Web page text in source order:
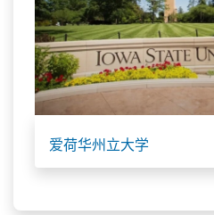
爱荷华州立大学